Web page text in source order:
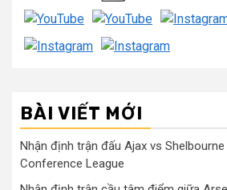
BÀI VIẾT MỚI
Nhận định trận đấu Ajax vs
Conference League